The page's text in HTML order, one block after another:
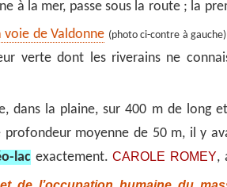
à la mer, passe sous la route ; la
voie de Valdonne (photo ci-contre à gauche)
verte dont les riverains ne
dans la plaine, sur 400 m de long
profondeur moyenne de 50 m, il y
lac exactement.CAROLE ROMEY,